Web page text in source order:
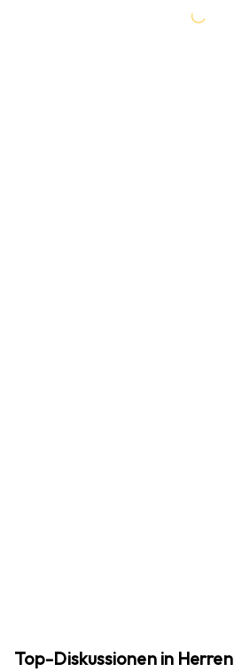
Top-Diskussionen in Herren